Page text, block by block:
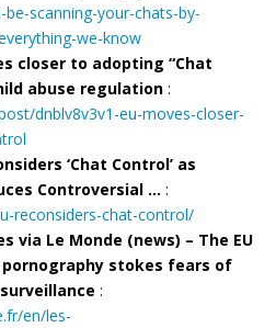
scanning-your-chats-by-
we-know
closer to adopting “Chat
abuse regulation :
dnblv8v3v1-eu-moves-closer-
‘Chat Control’ as
Controversial … :
reconsiders-chat-control/
via Le Monde (news) – The EU
stokes fears of
:
en/les-